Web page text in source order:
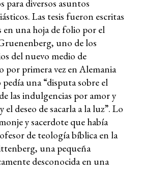
para diversos asuntos
Las tesis fueron escritas
en una hoja de folio por el
uno de los
del nuevo medio de
por primera vez en Alemania
una “disputa sobre el
las indulgencias por amor y
el deseo de sacarla a la luz”. Lo
y sacerdote que había
de teología bíblica en la
una pequeña
desconocida en una